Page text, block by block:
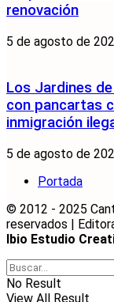
renovación
5 de agosto de
Los Jardines
con pancartas
inmigración
5 de agosto de
Portada
© 2012 - 2025
reservados |
Ibio Estudio
No Result
View All Result